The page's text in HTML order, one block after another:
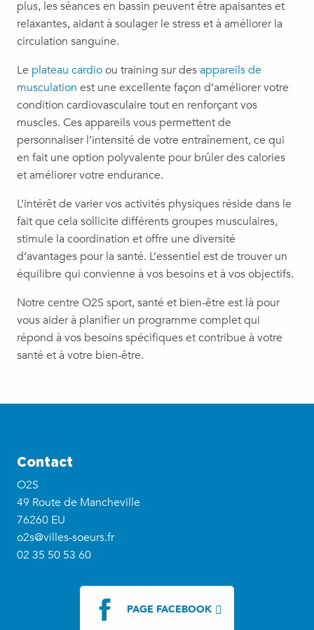
plus, les séances en bassin peuvent être apaisantes et
relaxantes, aidant à soulager le stress et à améliorer la
circulation sanguine.
Le plateau cardioou training sur desappareils de
musculation est une excellente façon d’améliorer votre
condition cardiovasculaire tout en renforçant vos
muscles. Ces appareils vous permettent de
personnaliser l’intensité de votre entraînement, ce qui
en fait une option polyvalente pour brûler des calories
et améliorer votre endurance.
L’intérêt de varier vos activités physiques réside dans le
fait que cela sollicite différents groupes musculaires,
stimule la coordination et offre une diversité
d’avantages pour la santé. L’essentiel est de trouver un
équilibre qui convienne à vos besoins et à vos objectifs.
Notre centre O2S sport, santé et bien-être est là pour
vous aider à planifier un programme complet qui
répond à vos besoins spécifiques et contribue à votre
santé et à votre bien-être.
Contact
O2S
49 Route de Mancheville
76260 EU
o2s@villes-soeurs.fr
02 35 50 53 60
PAGE FACEBOOK